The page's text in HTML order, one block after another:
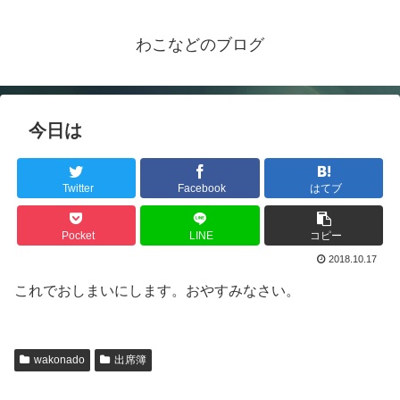
わこなどのブログ
今日は
Twitter Facebook はてブ
Pocket LINE コピー
2018.10.17
これでおしまいにします。おやすみなさい。
wakonado 出席簿